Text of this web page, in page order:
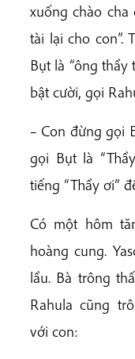
xuống chào
tài lại cho con”.
Bụt là “ông thầy
bật cười, gọi
– Con đừng gọi
gọi Bụt là
tiếng “Thầy ơi”
Có một hôm
hoàng cung.
lầu. Bà trông
Rahula cũng
với con: